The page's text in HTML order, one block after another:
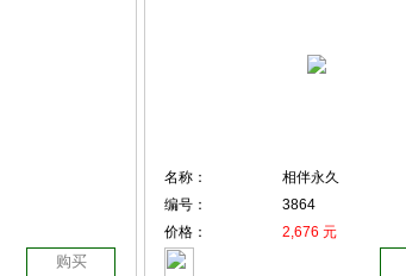
购买
名称：
相伴永久
编号：
3864
价格：
2,676 元